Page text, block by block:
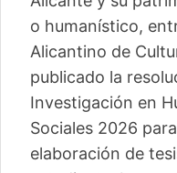
o humanístico,
Alicantino de
publicado la
Investigación en
Sociales 2026
elaboración de